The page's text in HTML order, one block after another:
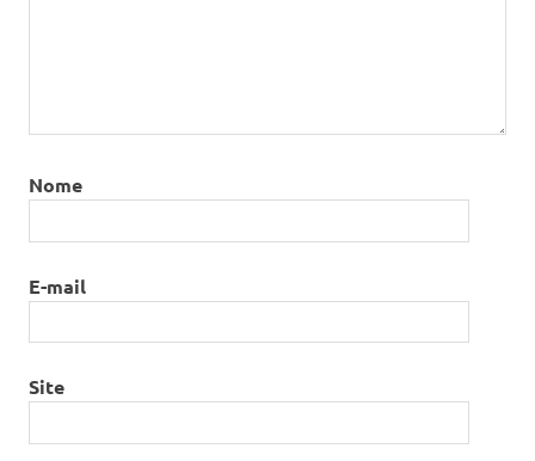
Nome
E-mail
Site